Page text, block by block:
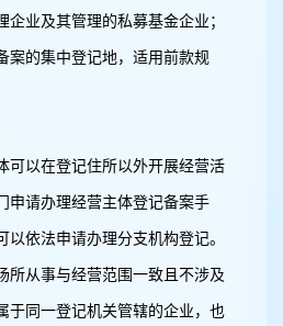
企业及其管理的私募基金企业；
案的集中登记地，适用前款规
可以在登记住所以外开展经营活
申请办理经营主体登记备案手
依法申请办理分支机构登记。
所从事与经营范围一致且不涉及
于同一登记机关管辖的企业，也